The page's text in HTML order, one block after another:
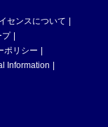
センスについて
プ
ポリシー
Information